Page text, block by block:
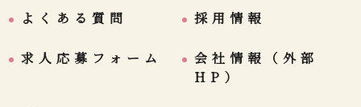
よくある質問 採用情報
求人応募フォーム
会社情報（外部
HP）